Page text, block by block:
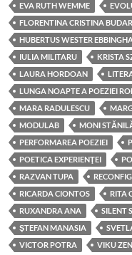
EVA RUTH WEMME
FLORENTINA CRISTINA BUDAR
HUBERTUS WESTER
IULIA MILITARU
KRISTA
LAURA HORDOAN
LUNGA NOAPTE A POEZIEI
MARA RADULESCU
MODULAB
MONI
PERFORMAREA POEZIEI
POETICA EXPERIENŢEI
RAZVAN TUPA
RICARDA CIONTOS
RITA
RUXANDRA ANA
SILENT
ŞTEFAN MANASIA
VICTOR POTRA
VIKU ZEN